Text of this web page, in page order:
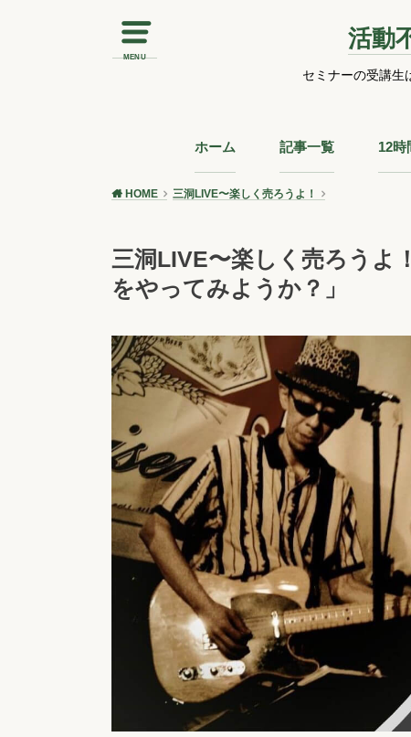
MENU
活動
セミナーの受講生
ホーム 記事一覧 12時
HOME 三洞LIVE〜楽しく売ろうよ！
三洞LIVE〜楽しく売ろうよ
をやってみようか？」